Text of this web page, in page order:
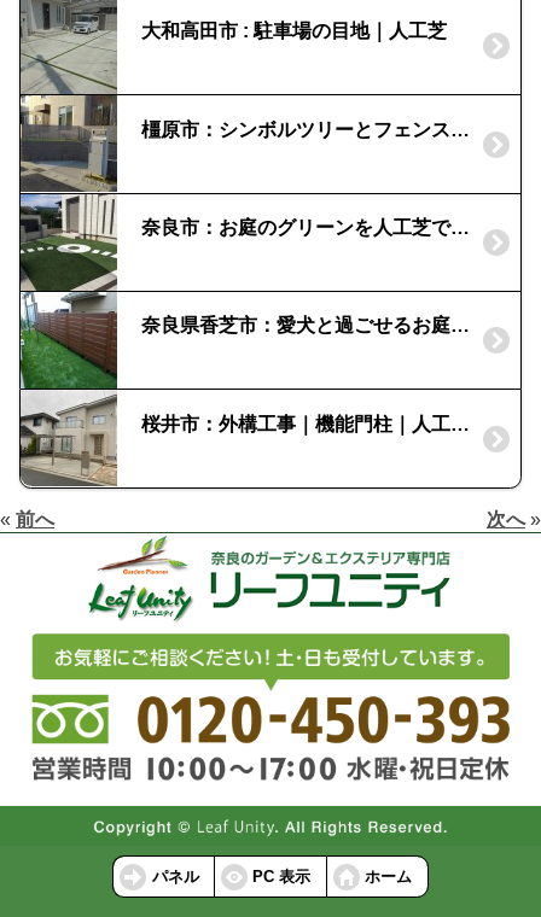
大和高田市 : 駐車場の目地｜人工芝
橿原市：シンボルツリーとフェンスでめかくし｜人工芝のお庭
奈良市：お庭のグリーンを人工芝で | メンテナンスフリーの庭
奈良県香芝市：愛犬と過ごせるお庭へ｜目かくしと人工芝
桜井市：外構工事｜機能門柱｜人工芝敷
« 前へ 次へ»
パネル PC 表示 ホーム